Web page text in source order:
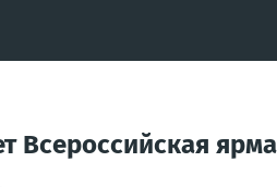
Всероссийская